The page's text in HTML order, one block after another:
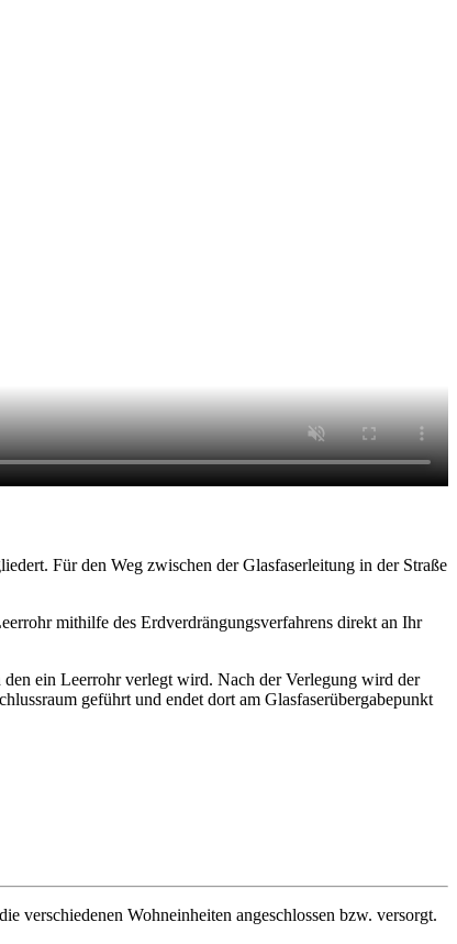
Für den Weg zwischen der Glasfaserleitung in der Straße
mithilfe des Erdverdrängungsverfahrens direkt an Ihr
ein Leerrohr verlegt wird. Nach der Verlegung wird der
geführt und endet dort am Glasfaserübergabepunkt
verschiedenen Wohneinheiten angeschlossen bzw. versorgt.